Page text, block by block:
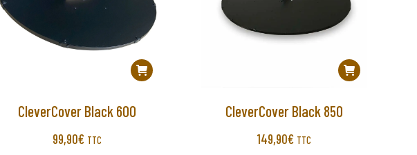
CleverCover Black 600
99,90€ TTC
CleverCover Black 850
149,90€ TTC